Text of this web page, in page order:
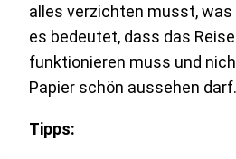
alles verzichten musst,
es bedeutet, dass das
funktionieren muss und
Papier schön aussehen darf.
Tipps: